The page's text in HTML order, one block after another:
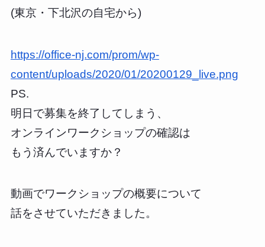
(東京・下北沢の自宅から)
https://office-nj.com/prom/wp-
content/uploads/2020/01/20200129_live.png
PS.
明日で募集を終了してしまう、
オンラインワークショップの確認は
もう済んでいますか？
動画でワークショップの概要について
話をさせていただきました。